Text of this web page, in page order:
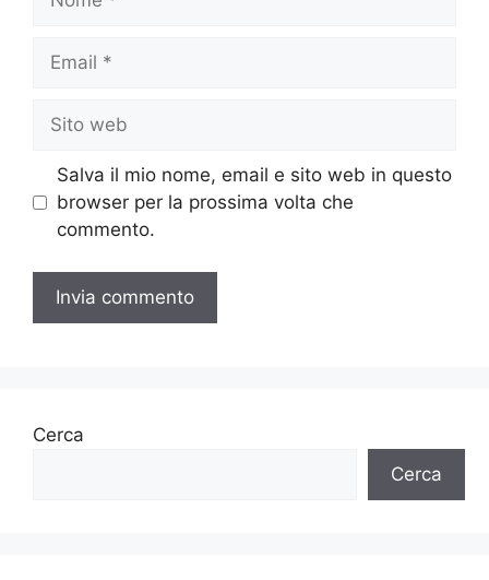
Email
Sito
web
Salva il mio nome, email e sito web in questo
browser per la prossima volta che
commento.
Cerca
Cerca